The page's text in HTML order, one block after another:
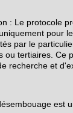
: Le protocole
pour
par le
ou tertiaires. Ce
recherche et
est